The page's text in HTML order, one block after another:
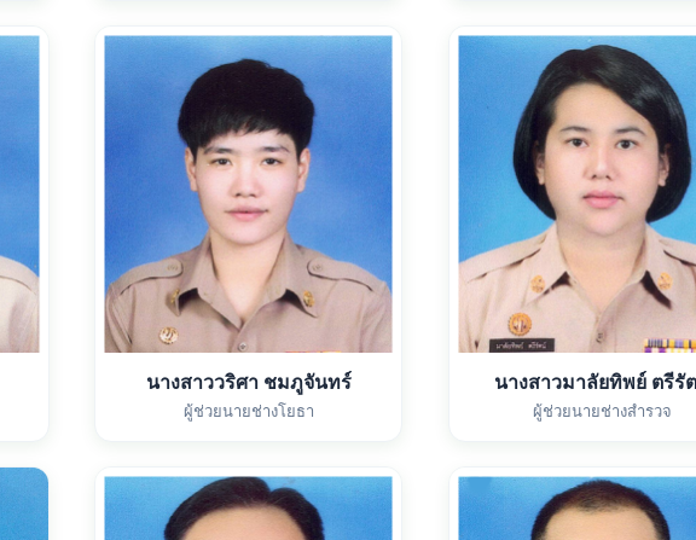
นางสาววริศา ชมภูจันทร์
ผู้ช่วยนายช่างโยธา
นางสาวมาลัยทิพย์ ตรีรั
ผู้ช่วยนายช่างสำรวจ